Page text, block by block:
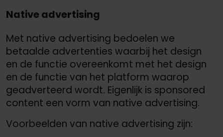
Native advertising
Met native advertising bedoelen we
betaalde advertenties waarbij het design
en de functie overeenkomt met het design
en de functie van het platform waarop
geadverteerd wordt. Eigenlijk is sponsored
content een vorm van native advertising.
Voorbeelden van native advertising zijn: